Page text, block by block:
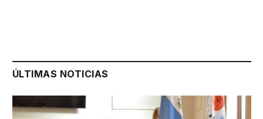
ÚLTIMAS NOTICIAS